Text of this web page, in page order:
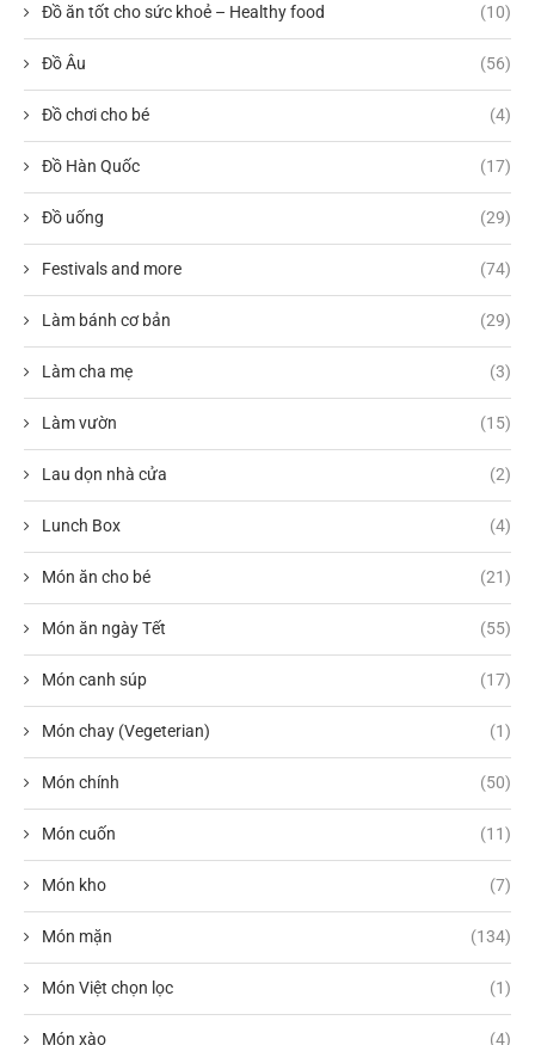
Đồ ăn tốt cho sức khoẻ – Healthy food (10)
Đồ Âu (56)
Đồ chơi cho bé (4)
Đồ Hàn Quốc (17)
Đồ uống (29)
Festivals and more (74)
Làm bánh cơ bản (29)
Làm cha mẹ (3)
Làm vườn (15)
Lau dọn nhà cửa (2)
Lunch Box (4)
Món ăn cho bé (21)
Món ăn ngày Tết (55)
Món canh súp (17)
Món chay (Vegeterian) (1)
Món chính (50)
Món cuốn (11)
Món kho (7)
Món mặn (134)
Món Việt chọn lọc (1)
Món xào (4)